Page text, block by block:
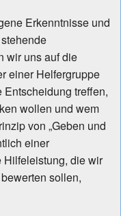
Erkenntnisse und
wir uns auf die
einer Helfergruppe
treffen,
wollen und wem
von „Geben und
einer
Hilfeleistung, die wir
sollen,